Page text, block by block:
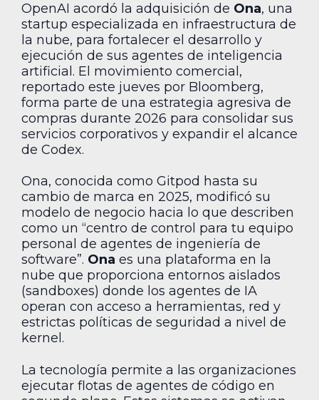
OpenAI acordó la adquisición de Ona, una
startup especializada en infraestructura de
la nube, para fortalecer el desarrollo y
ejecución de sus agentes de inteligencia
artificial. El movimiento comercial,
reportado este jueves por Bloomberg,
forma parte de una estrategia agresiva de
compras durante 2026 para consolidar sus
servicios corporativos y expandir el alcance
de Codex.
Ona, conocida como Gitpod hasta su
cambio de marca en 2025, modificó su
modelo de negocio hacia lo que describen
como un “centro de control para tu equipo
personal de agentes de ingeniería de
software”. Ona es una plataforma en la
nube que proporciona entornos aislados
(sandboxes) donde los agentes de IA
operan con acceso a herramientas, red y
estrictas políticas de seguridad a nivel de
kernel.
La tecnología permite a las organizaciones
ejecutar flotas de agentes de código en